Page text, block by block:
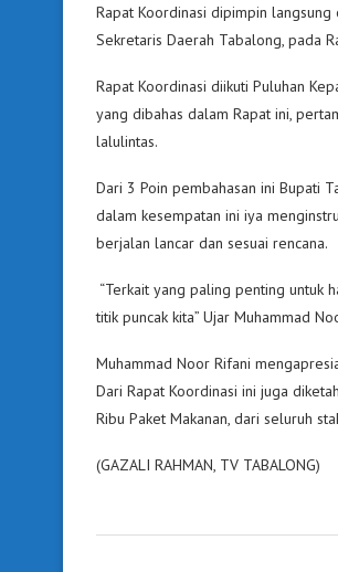
Rapat Koordinasi dipimpin
Sekretaris Daerah Tabalong, pada
Rapat Koordinasi diikuti Puluhan
yang dibahas dalam Rapat ini,
lalulintas.
Dari 3 Poin pembahasan ini Bupati
dalam kesempatan ini iya
berjalan lancar dan sesuai rencana.
“Terkait yang paling penting untuk
titik puncak kita” Ujar Muhammad
Muhammad Noor Rifani
Dari Rapat Koordinasi ini juga
Ribu Paket Makanan, dari seluruh
(GAZALI RAHMAN, TV TABALONG)